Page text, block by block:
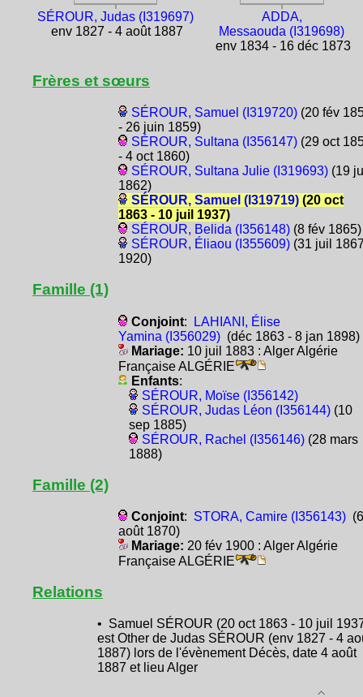
SÉROUR, Judas (I319697)
env 1827 - 4 août 1887
ADDA,
Messaouda (I319698)
env 1834 - 16 déc 1873
Frères et sœurs
SÉROUR, Samuel (I319720)(20 fév
- 26 juin 1859)
SÉROUR, Sultana (I356147)(29 oct
- 4 oct 1860)
SÉROUR, Sultana Julie (I319693)(19
1862)
SÉROUR, Samuel (I319719)(20 oct
1863 - 10 juil 1937)
SÉROUR, Belida (I356148)(8 fév 1865)
SÉROUR, Éliaou (I355609)(31 juil
1920)
Famille (1)
Conjoint:
LAHIANI, Élise
Yamina (I356029)(déc 1863 - 8 jan 1898)
Mariage: 10 juil 1883 : Alger Algérie
Française ALGÉRIE
Enfants:
SÉROUR, Moïse (I356142)
SÉROUR, Judas Léon (I356144)(10
sep 1885)
SÉROUR, Rachel (I356146)(28 mars
1888)
Famille (2)
Conjoint: STORA, Camire (I356143)(6
août 1870)
Mariage: 20 fév 1900 : Alger Algérie
Française ALGÉRIE
Relations
• Samuel SÉROUR (20 oct 1863 - 10 juil
est Other de Judas SÉROUR (env 1827 - 4
1887) lors de l'évènement Décès, date 4 août
1887 et lieu Alger